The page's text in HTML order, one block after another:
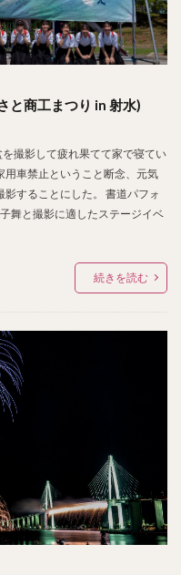
と商工まつり in 射水)
撮影して疲れ果てて家で寝てい
用車禁止ということ断念、元気
することにした。 書道パフォ
舞と撮影に適したステージイベ
続きを読む